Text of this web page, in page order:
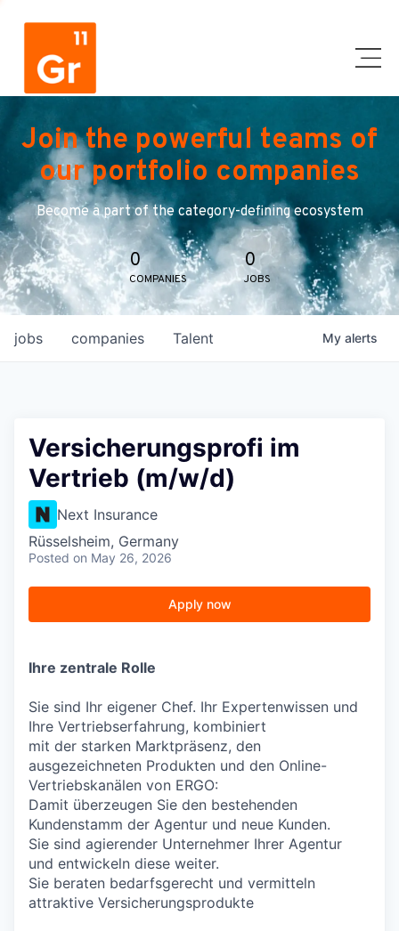
Join the powerful teams of
our portfolio companies
Become a part of the category-defining ecosystem
0
COMPANIES
0
JOBS
jobs companies Talent My alerts
Versicherungsprofi im
Vertrieb (m/w/d)
Next Insurance
Rüsselsheim, Germany
Posted on May 26, 2026
Apply now
Ihre zentrale Rolle
Sie sind Ihr eigener Chef. Ihr Expertenwissen und
Ihre Vertriebserfahrung, kombiniert
mit der starken Marktpräsenz, den
ausgezeichneten Produkten und den Online-
Vertriebskanälen von ERGO:
Damit überzeugen Sie den bestehenden
Kundenstamm der Agentur und neue Kunden.
Sie sind agierender Unternehmer Ihrer Agentur
und entwickeln diese weiter.
Sie beraten bedarfsgerecht und vermitteln
attraktive Versicherungsprodukte